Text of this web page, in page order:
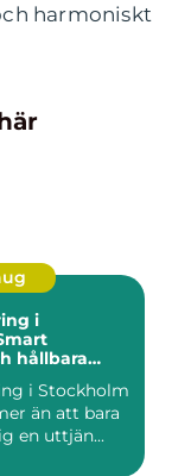
harmoniskt
i
hållbara
i Stockholm
än att bara
en uttjän...